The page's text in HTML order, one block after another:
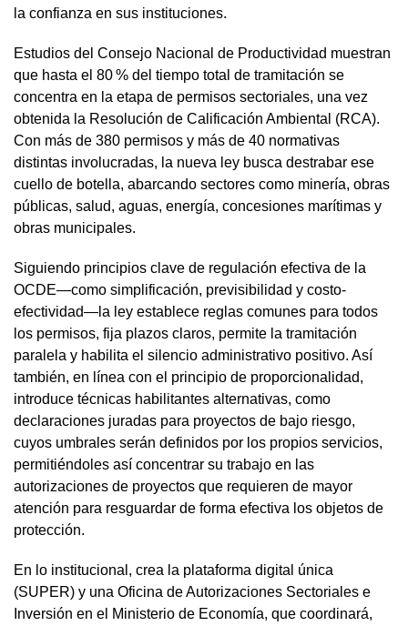
la confianza en sus instituciones.
Estudios del Consejo Nacional de Productividad muestran
que hasta el 80 % del tiempo total de tramitación se
concentra en la etapa de permisos sectoriales, una vez
obtenida la Resolución de Calificación Ambiental (RCA).
Con más de 380 permisos y más de 40 normativas
distintas involucradas, la nueva ley busca destrabar ese
cuello de botella, abarcando sectores como minería, obras
públicas, salud, aguas, energía, concesiones marítimas y
obras municipales.
Siguiendo principios clave de regulación efectiva de la
OCDE—como simplificación, previsibilidad y costo-
efectividad—la ley establece reglas comunes para todos
los permisos, fija plazos claros, permite la tramitación
paralela y habilita el silencio administrativo positivo. Así
también, en línea con el principio de proporcionalidad,
introduce técnicas habilitantes alternativas, como
declaraciones juradas para proyectos de bajo riesgo,
cuyos umbrales serán definidos por los propios servicios,
permitiéndoles así concentrar su trabajo en las
autorizaciones de proyectos que requieren de mayor
atención para resguardar de forma efectiva los objetos de
protección.
En lo institucional, crea la plataforma digital única
(SUPER) y una Oficina de Autorizaciones Sectoriales e
Inversión en el Ministerio de Economía, que coordinará,